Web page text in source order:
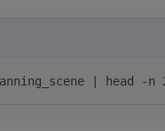
| head -n